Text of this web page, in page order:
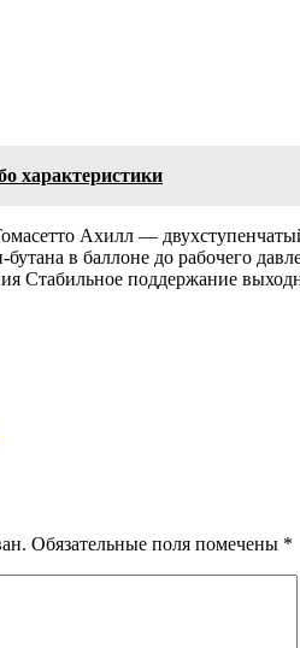
характеристики
Ахилл —
в баллоне до рабочего
Стабильное поддержание
Обязательные поля помечены *